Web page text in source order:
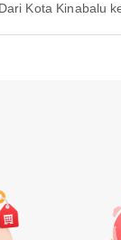
Kota Kinabalu